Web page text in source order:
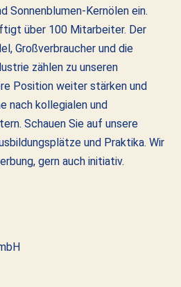
Sonnenblumen-Kernölen ein.
über 100 Mitarbeiter. Der
Großverbraucher und die
zählen zu unseren
Position weiter stärken und
nach kollegialen und
Schauen Sie auf unsere
und Praktika. Wir
gern auch initiativ.